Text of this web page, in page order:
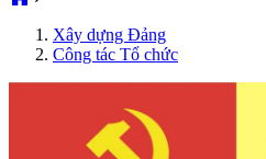
Xây dựng Đảng
Công tác Tổ chức